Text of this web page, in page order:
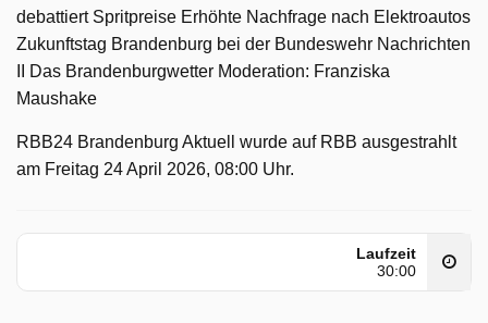
debattiert Spritpreise Erhöhte Nachfrage nach Elektroautos
Zukunftstag Brandenburg bei der Bundeswehr Nachrichten
II Das Brandenburgwetter Moderation: Franziska
Maushake
RBB24 Brandenburg Aktuell wurde auf RBB ausgestrahlt
am Freitag 24 April 2026, 08:00 Uhr.
Laufzeit
30:00